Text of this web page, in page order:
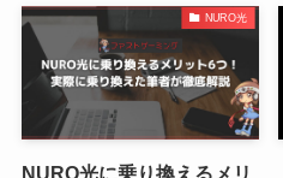
NURO光
NURO光に乗り換えるメリ